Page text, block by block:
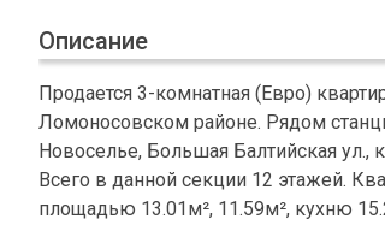
Описание
Продается 3-комнатная (Евро)
Ломоносовском районе. Рядом
Новоселье, Большая Балтийская ул.,
Всего в данной секции 12 этажей.
площадью 13.01м², 11.59м², кухню